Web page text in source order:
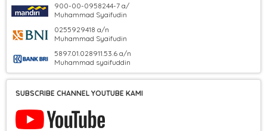
900-00-0958244-7 a/
Muhammad Syaifudin
0255929418 a/n
Muhammad Syaifudin
5897.01.028911.53.6 a/n
Muhammad syaifuddin
SUBSCRIBE CHANNEL YOUTUBE KAMI